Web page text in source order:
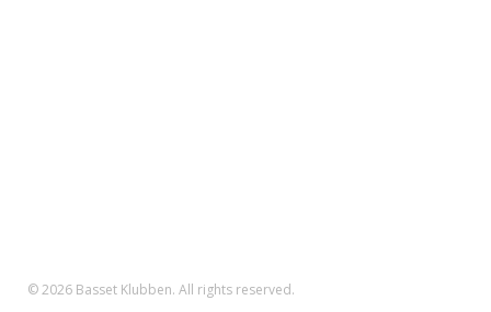
© 2026 Basset Klubben. All rights reserved.